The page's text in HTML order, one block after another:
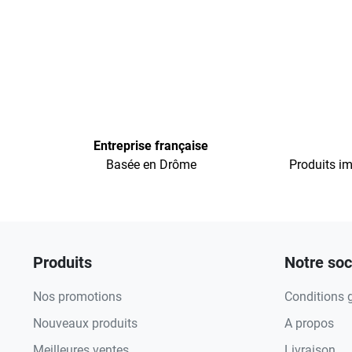
Entreprise française
Basée en Drôme
Produits
Produits
Nos promotions
Nouveaux produits
Notre
Conditions
A propos